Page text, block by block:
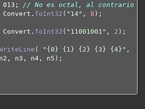
// No es octal, al contrario
ToInt32 ( "14" , 8 ) ;
ToInt32 ( "11001001" , 2 ) ;
( "{0} {1} {2} {3} {4}" ,
n3, n4, n5
) ;